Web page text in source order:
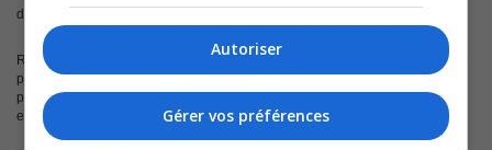
de site comme Facebook, Twitter ou Youtube, par exemple.
Rappelons que toute personne qui est victime ou témoin de cybercriminalité
peut faire un signalement à son service de police local. Par ailleurs, vous
pouvez signaler toute information au sujet de l’exploitation sexuelle des
enfants sur Internet au www.cyberaide.ca.
Autoriser
Gérer vos préférences